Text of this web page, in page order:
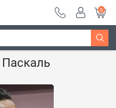
0
книга - "Богдан"